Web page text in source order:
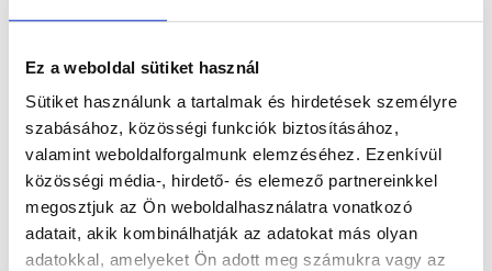
Ez a weboldal sütiket használ
Sütiket használunk a tartalmak és hirdetések személyre
szabásához, közösségi funkciók biztosításához,
valamint weboldalforgalmunk elemzéséhez. Ezenkívül
közösségi média-, hirdető- és elemező partnereinkkel
megosztjuk az Ön weboldalhasználatra vonatkozó
adatait, akik kombinálhatják az adatokat más olyan
adatokkal, amelyeket Ön adott meg számukra vagy az
kővel
gyűrű 0,5 ct
kővel
kővel